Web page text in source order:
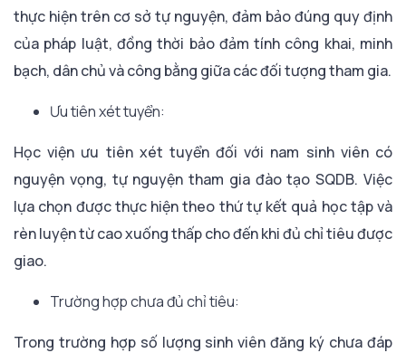
thực hiện trên cơ sở tự nguyện, đảm bảo đúng quy định
của pháp luật, đồng thời bảo đảm tính công khai, minh
bạch, dân chủ và công bằng giữa các đối tượng tham gia.
Ưu tiên xét tuyển:
Học viện ưu tiên xét tuyển đối với nam sinh viên có
nguyện vọng, tự nguyện tham gia đào tạo SQDB. Việc
lựa chọn được thực hiện theo thứ tự kết quả học tập và
rèn luyện từ cao xuống thấp cho đến khi đủ chỉ tiêu được
giao.
Trường hợp chưa đủ chỉ tiêu:
Trong trường hợp số lượng sinh viên đăng ký chưa đáp